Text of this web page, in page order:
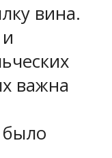
вина.
важна
было